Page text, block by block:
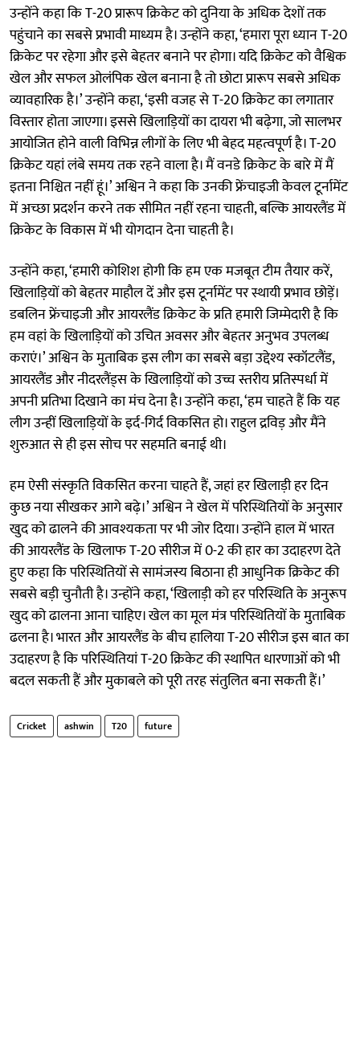
उन्होंने कहा कि T-20 प्रारूप क्रिकेट को दुनिया के अधिक देशों तक
पहुंचाने का सबसे प्रभावी माध्यम है। उन्होंने कहा, ‘हमारा पूरा ध्यान T-20
क्रिकेट पर रहेगा और इसे बेहतर बनाने पर होगा। यदि क्रिकेट को वैश्विक
खेल और सफल ओलंपिक खेल बनाना है तो छोटा प्रारूप सबसे अधिक
व्यावहारिक है।’ उन्होंने कहा, ‘इसी वजह से T-20 क्रिकेट का लगातार
विस्तार होता जाएगा। इससे खिलाड़ियों का दायरा भी बढ़ेगा, जो सालभर
आयोजित होने वाली विभिन्न लीगों के लिए भी बेहद महत्वपूर्ण है। T-20
क्रिकेट यहां लंबे समय तक रहने वाला है। मैं वनडे क्रिकेट के बारे में मैं
इतना निश्चित नहीं हूं।’ अश्विन ने कहा कि उनकी फ्रेंचाइजी केवल टूर्नामेंट
में अच्छा प्रदर्शन करने तक सीमित नहीं रहना चाहती, बल्कि आयरलैंड में
क्रिकेट के विकास में भी योगदान देना चाहती है।
उन्होंने कहा, ‘हमारी कोशिश होगी कि हम एक मजबूत टीम तैयार करें,
खिलाड़ियों को बेहतर माहौल दें और इस टूर्नामेंट पर स्थायी प्रभाव छोड़ें।
डबलिन फ्रेंचाइजी और आयरलैंड क्रिकेट के प्रति हमारी जिम्मेदारी है कि
हम वहां के खिलाड़ियों को उचित अवसर और बेहतर अनुभव उपलब्ध
कराएं।’ अश्विन के मुताबिक इस लीग का सबसे बड़ा उद्देश्य स्कॉटलैंड,
आयरलैंड और नीदरलैंड्स के खिलाड़ियों को उच्च स्तरीय प्रतिस्पर्धा में
अपनी प्रतिभा दिखाने का मंच देना है। उन्होंने कहा, ‘हम चाहते हैं कि यह
लीग उन्हीं खिलाड़ियों के इर्द-गिर्द विकसित हो। राहुल द्रविड़ और मैंने
शुरुआत से ही इस सोच पर सहमति बनाई थी।
हम ऐसी संस्कृति विकसित करना चाहते हैं, जहां हर खिलाड़ी हर दिन
कुछ नया सीखकर आगे बढ़े।’ अश्विन ने खेल में परिस्थितियों के अनुसार
खुद को ढालने की आवश्यकता पर भी जोर दिया। उन्होंने हाल में भारत
की आयरलैंड के खिलाफ T-20 सीरीज में 0-2 की हार का उदाहरण देते
हुए कहा कि परिस्थितियों से सामंजस्य बिठाना ही आधुनिक क्रिकेट की
सबसे बड़ी चुनौती है। उन्होंने कहा, ‘खिलाड़ी को हर परिस्थिति के अनुरूप
खुद को ढालना आना चाहिए। खेल का मूल मंत्र परिस्थितियों के मुताबिक
ढलना है। भारत और आयरलैंड के बीच हालिया T-20 सीरीज इस बात का
उदाहरण है कि परिस्थितियां T-20 क्रिकेट की स्थापित धारणाओं को भी
बदल सकती हैं और मुकाबले को पूरी तरह संतुलित बना सकती हैं।’
Cricket ashwin T20 future